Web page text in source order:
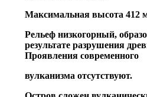
Максимальная высота 412
Рельеф низкогорный,
результате разрушения
Проявления современного
вулканизма отсутствуют.